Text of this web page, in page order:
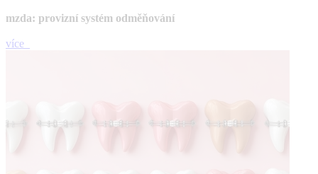
mzda: provizní systém odměňování
více